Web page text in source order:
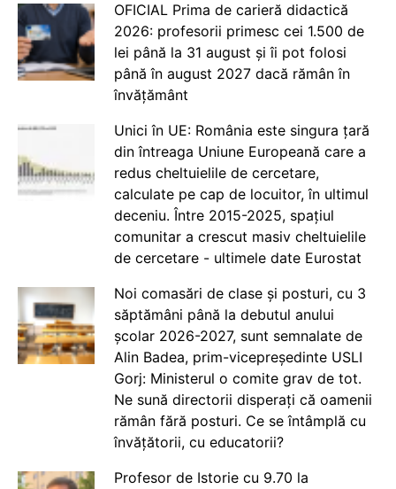
OFICIAL Prima de carieră didactică
2026: profesorii primesc cei 1.500 de
lei până la 31 august și îi pot folosi
până în august 2027 dacă rămân în
învățământ
Unici în UE: România este singura țară
din întreaga Uniune Europeană care a
redus cheltuielile de cercetare,
calculate pe cap de locuitor, în ultimul
deceniu. Între 2015-2025, spațiul
comunitar a crescut masiv cheltuielile
de cercetare - ultimele date Eurostat
Noi comasări de clase și posturi, cu 3
săptămâni până la debutul anului
școlar 2026-2027, sunt semnalate de
Alin Badea, prim-vicepreședinte USLI
Gorj: Ministerul o comite grav de tot.
Ne sună directorii disperați că oamenii
rămân fără posturi. Ce se întâmplă cu
învățătorii, cu educatorii?
Profesor de Istorie cu 9.70 la